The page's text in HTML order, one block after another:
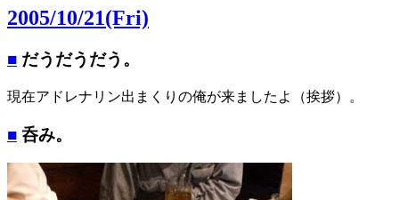
2005/10/21(Fri)
■ だうだうだう。
現在アドレナリン出まくりの俺が来ましたよ（挨拶）。
■ 呑み。